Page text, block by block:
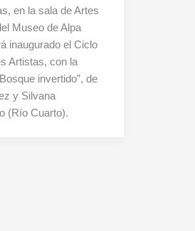
en la sala de Artes
Museo de Alpa
inaugurado el Ciclo
Artistas, con la
invertido”, de
y Silvana
(Río Cuarto).